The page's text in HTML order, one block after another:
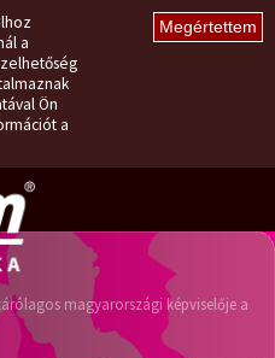
a
Ön
a
magyarországi képviselője a